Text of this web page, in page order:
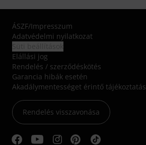
ÁSZF/Impresszum
Adatvédelmi nyilatkozat
Elállási jog
Rendelés / szerződéskötés
Garancia hibák esetén
Akadálymentességet érintő tájékoztatás
Rendelés visszavonása